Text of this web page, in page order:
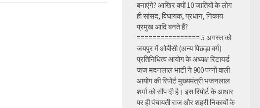
बनाएंगे? आखिर क्यों 10 जातियों के लोग
ही सांसद, विधायक, प्रधान, निकाय
प्रमुख आदि बनते हैं?
================ 5 अगस्त को
जयपुर में ओबीसी (अन्य पिछड़ा वर्ग)
प्रतिनिधित्व आयोग के अध्यक्ष रिटायर्ड
जज मदनलाल भाटी ने 900 पन्नों वाली
आयोग की रिपोर्ट मुख्यमंत्री भजनलाल
शर्मा को सौंप दी है। इस रिपोर्ट के आधार
पर ही पंचायती राज और शहरी निकायों के